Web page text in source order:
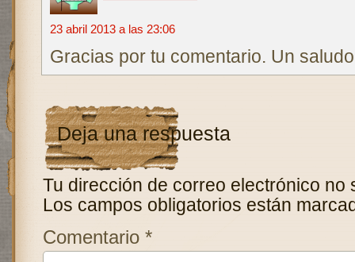
23 abril 2013 a las 23:06
Gracias por tu comentario. Un saludo
Deja una respuesta
Tu dirección de correo electrónico no
Los campos obligatorios están
Comentario *